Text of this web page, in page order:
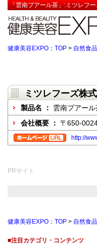
「雲南プアール茶」:ミツレフ
健康美容EXPO：TOP > 自然食品
ミツレフーズ株
製品名 ： 雲南プアール
会社概要 ： 〒650-
http://
PRサイト
健康美容EXPO：TOP > 自然食品
■注目カテゴリ・コンテンツ